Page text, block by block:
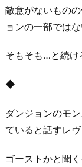
敵意がないもの
ョンの一部では
そもそも…と続け
◆
ダンジョンのモ
ていると話すレヴ
ゴーストかと聞